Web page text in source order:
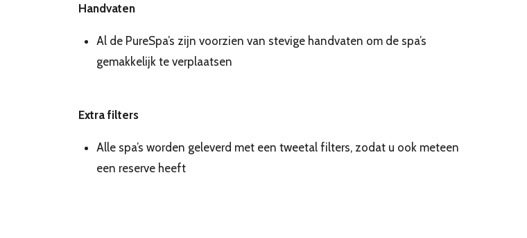
Handvaten
Al de PureSpa’s zijn voorzien van stevige handvaten om de spa’s
gemakkelijk te verplaatsen
Extra filters
Alle spa’s worden geleverd met een tweetal filters, zodat u ook meteen
een reserve heeft